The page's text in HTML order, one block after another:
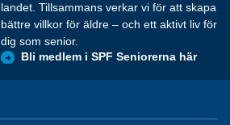
landet. Tillsammans verkar vi för att skapa
bättre villkor för äldre – och ett aktivt liv för
dig som senior.
Bli medlem i SPF Seniorerna här